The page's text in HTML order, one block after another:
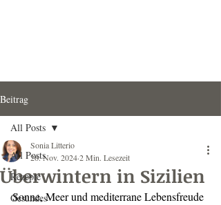
Beitrag
All Posts
Rezepte
Gesundes
All Posts
Überwintern in Sizilien
Sonia Litterio
26. Nov. 20242 Min. Lesezeit
Sonne, Meer und mediterrane Lebensfreude